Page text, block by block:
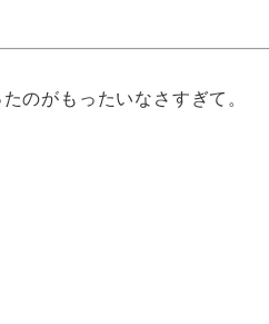
のがもったいなさすぎて。